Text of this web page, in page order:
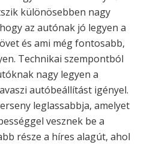
különösebben nagy
az autónak jó legyen a
és ami még fontosabb,
Technikai szempontból
nagy legyen a
autóbeállítást igényel.
leglassabbja, amelyet
vesznek be a
része a híres alagút, ahol